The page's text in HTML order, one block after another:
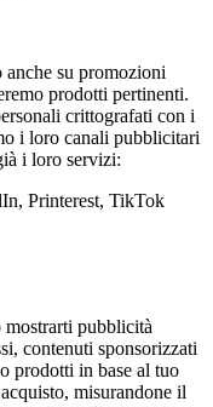
su promozioni
prodotti pertinenti.
crittografati con i
i loro canali pubblicitari
i loro servizi:
Printerest, TikTok
mostrarti pubblicità
contenuti sponsorizzati
prodotti in base al tuo
misurandone il